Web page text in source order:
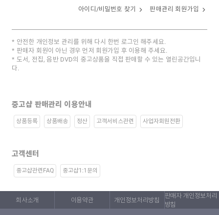
아이디/비밀번호 찾기 판매관리 회원가입
안전한 개인정보 관리를 위해 다시 한번 로그인 해주세요.
판매자 회원이 아닌 경우 먼저 회원가입 후 이용해 주세요.
도서, 전집, 음반 DVD의 중고상품을 직접 판매할 수 있는 열린공간입니
다.
중고샵 판매관리 이용안내
상품등록 상품배송 정산 고객서비스관련 사업자회원전환
고객센터
중고샵관련FAQ 중고샵1:1문의
회사소개 이용약관 개인정보처리방침
판매자 개인정보처리
방침